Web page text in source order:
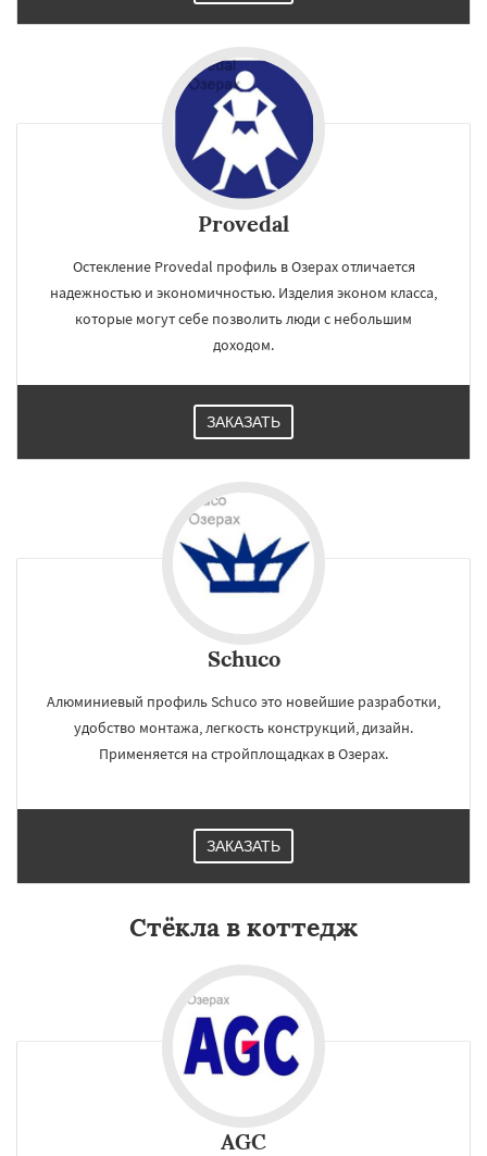
Provedal
Остекление Provedal профиль в Озерах отличается
надежностью и экономичностью. Изделия эконом класса,
которые могут себе позволить люди с небольшим
доходом.
ЗАКАЗАТЬ
Schuco
Алюминиевый профиль Schuco это новейшие разработки,
удобство монтажа, легкость конструкций, дизайн.
Применяется на стройплощадках в Озерах.
ЗАКАЗАТЬ
Стёкла в коттедж
AGC